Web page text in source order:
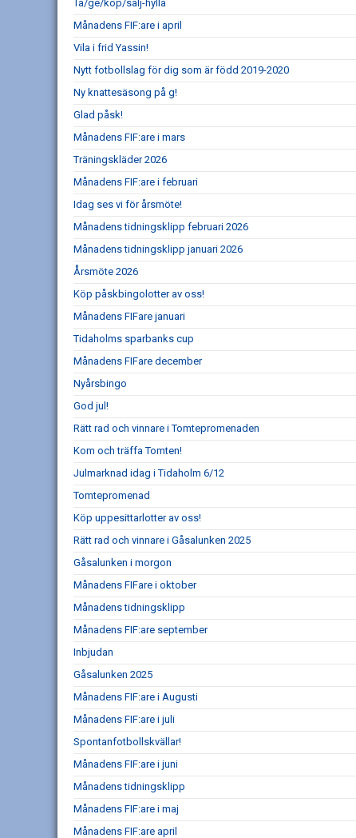
Ta/ge/köp/sälj-hylla
Månadens FIF:are i april
Vila i frid Yassin!
Nytt fotbollslag för dig som är född 2019-2020
Ny knattesäsong på g!
Glad påsk!
Månadens FIF:are i mars
Träningskläder 2026
Månadens FIF:are i februari
Idag ses vi för årsmöte!
Månadens tidningsklipp februari 2026
Månadens tidningsklipp januari 2026
Årsmöte 2026
Köp påskbingolotter av oss!
Månadens FIFare januari
Tidaholms sparbanks cup
Månadens FIFare december
Nyårsbingo
God jul!
Rätt rad och vinnare i Tomtepromenaden
Kom och träffa Tomten!
Julmarknad idag i Tidaholm 6/12
Tomtepromenad
Köp uppesittarlotter av oss!
Rätt rad och vinnare i Gåsalunken 2025
Gåsalunken i morgon
Månadens FIFare i oktober
Månadens tidningsklipp
Månadens FIF:are september
Inbjudan
Gåsalunken 2025
Månadens FIF:are i Augusti
Månadens FIF:are i juli
Spontanfotbollskvällar!
Månadens FIF:are i juni
Månadens tidningsklipp
Månadens FIF:are i maj
Månadens FIF:are april